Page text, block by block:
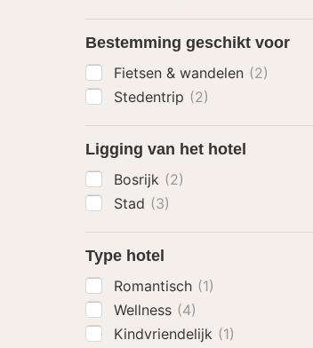
Bestemming geschikt voor
Fietsen & wandelen (2)
Stedentrip (2)
Ligging van het hotel
Bosrijk (2)
Stad (3)
Type hotel
Romantisch (1)
Wellness (4)
Kindvriendelijk (1)